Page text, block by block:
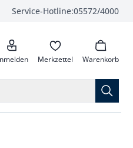
Service-Hotline:05572/4000
anrufen
Merkzettel Warenkorb